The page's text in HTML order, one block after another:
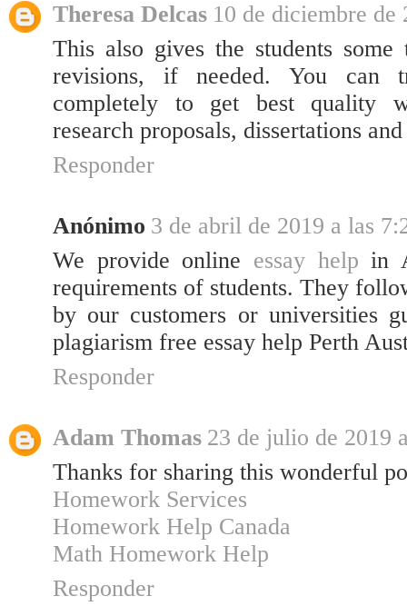
Theresa Delcas 10 de diciembre de
This also gives the students
revisions, if needed. You can
completely to get best quality
research proposals, dissertations
Responder
Anónimo 3 de abril de 2019 a las
We provide online essay help in
requirements of students. They
by our customers or universities
plagiarism free essay help Perth
Responder
Adam Thomas 23 de julio de 2019
Thanks for sharing this wonderful
Homework Services
Homework Help Canada
Math Homework Help
Responder